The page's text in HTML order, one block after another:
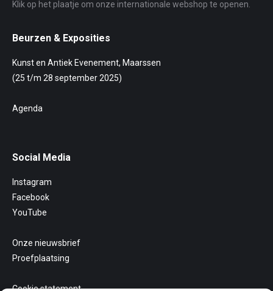
Klik op het plaatje om onze internationale webshop te openen.
Beurzen & Exposities
Kunst en Antiek Evenement, Maarssen
(25 t/m 28 september 2025)
Agenda
Social Media
Instagram
Facebook
YouTube
Onze nieuwsbrief
Proefplaatsing
Cookie statement